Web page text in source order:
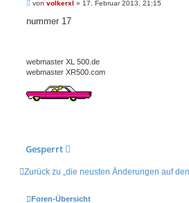
B
i
von volkerxl » 17. Februar 2013, 21:15
nummer 17
webmaster XL 500.de
webmaster XR500.com
Gesperrt
Zurück zu „die neusten Änderungen auf
Foren-Übersicht